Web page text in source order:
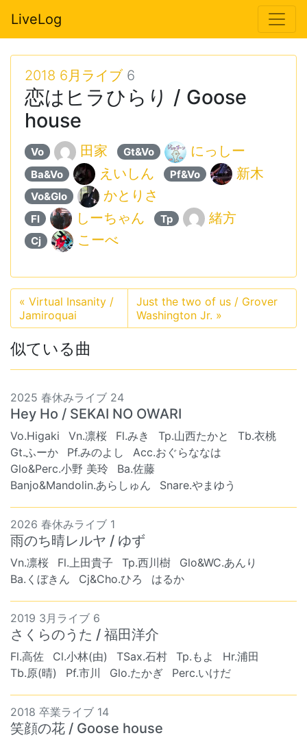
LiveLog
2018 6月ライブ6
恋はヒラひらり / Goose
house
Vo 田家 Gt&Vo にっしー
Ba&Vo えいしん Pf&Vo 新木
Vo&Glo かとりさ
Fl しーちゃん Tp 緒方
Cj こーべ
« Virtual Insanity /
Jamiroquai
Just the two of us / Grover
Washington Jr. »
似ている曲
2025 春休みライブ 24
Hey Ho / SEKAI NO OWARI
Vo.Higaki Vn.凛桜 Fl.みき Tp.山西たかと
Tb.衣桃
Gt.ふーか
Pf.みのよし
Acc.おぐらななは
Glo&Perc.小野 美玲
Ba.佐藤
Banjo&Mandolin.あらしゅん
Snare.やまゆう
2026 春休みライブ 1
雨のち晴レルヤ / ゆず
Vn.凛桜 Fl.上田貴子 Tp.西川樹
Glo&WC.あんり
Ba.くぼきん
Cj&Cho.ひろ はるか
2019 3月ライブ 6
さくらのうた / 福田洋介
Fl.高佐 Cl.小林(由) TSax.石村 Tp.もよ
Hr.浦田
Tb.原(晴)
Pf.市川 Glo.たかぎ Perc.いけだ
2018 卒業ライブ 14
笑顔の花 / Goose house